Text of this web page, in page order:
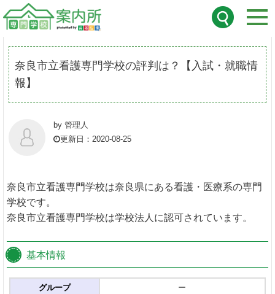
ホーム/ 看護・医療系
奈良市立看護専門学校の評判は？【入試・就職情
報】
by 管理人
更新日：2020-08-25
奈良市立看護専門学校は奈良県にある看護・医療系の専門
学校です。
奈良市立看護専門学校は学校法人に認可されています。
基本情報
グループ ー